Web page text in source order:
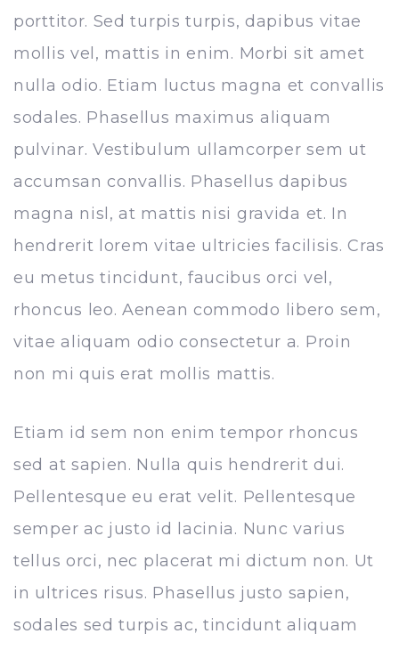
porttitor. Sed turpis turpis, dapibus vitae
mollis vel, mattis in enim. Morbi sit amet
nulla odio. Etiam luctus magna et convallis
sodales. Phasellus maximus aliquam
pulvinar. Vestibulum ullamcorper sem ut
accumsan convallis. Phasellus dapibus
magna nisl, at mattis nisi gravida et. In
hendrerit lorem vitae ultricies facilisis. Cras
eu metus tincidunt, faucibus orci vel,
rhoncus leo. Aenean commodo libero sem,
vitae aliquam odio consectetur a. Proin
non mi quis erat mollis mattis.
Etiam id sem non enim tempor rhoncus
sed at sapien. Nulla quis hendrerit dui.
Pellentesque eu erat velit. Pellentesque
semper ac justo id lacinia. Nunc varius
tellus orci, nec placerat mi dictum non. Ut
in ultrices risus. Phasellus justo sapien,
sodales sed turpis ac, tincidunt aliquam